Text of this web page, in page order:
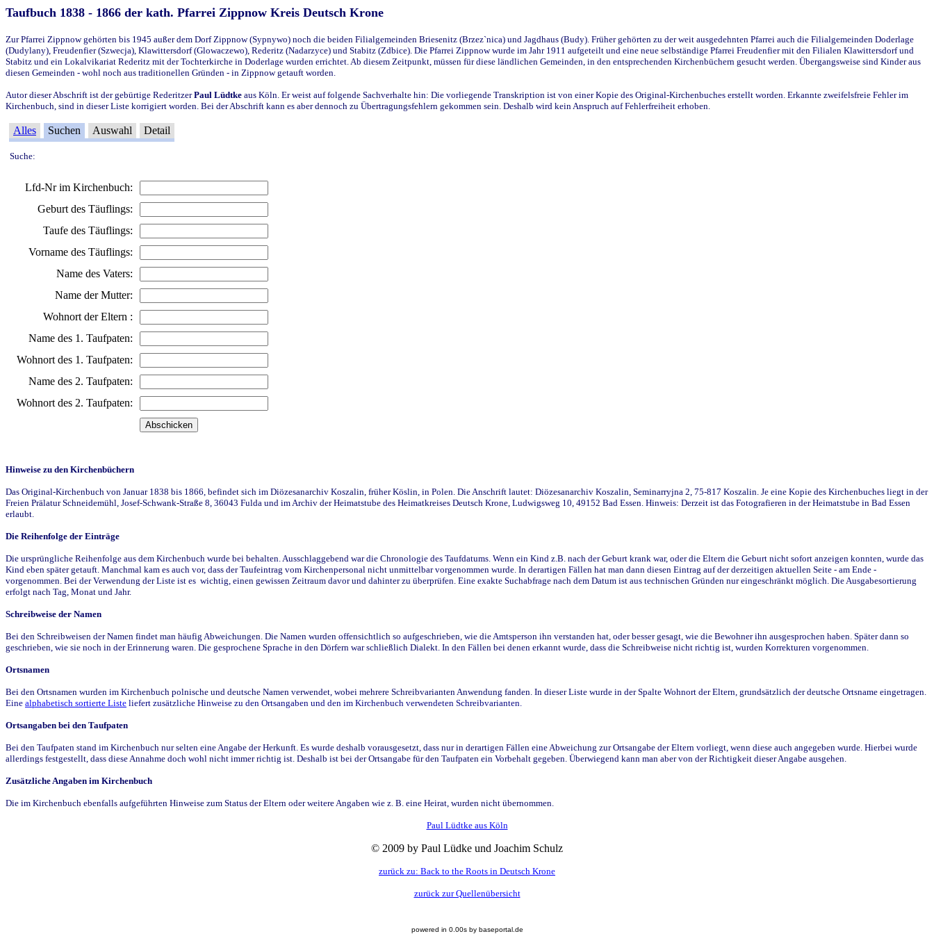
Taufbuch 1838 - 1866 der kath. Pfarrei Zippnow Kreis Deutsch Krone
Zur Pfarrei Zippnow gehörten bis 1945 außer dem Dorf Zippnow (Sypnywo) noch die beiden Filialgemeinden Briesenitz (Brzez`nica) und Jagdhaus (Budy). Früher gehörten zu der weit ausgedehnten Pfarrei auch die Filialgemeinden Doderlage
(Dudylany), Freudenfier (Szwecja), Klawittersdorf (Glowaczewo), Rederitz (Nadarzyce) und Stabitz (Zdbice). Die Pfarrei Zippnow wurde im Jahr 1911 aufgeteilt und eine neue selbständige Pfarrei Freudenfier mit den Filialen Klawittersdorf und
Stabitz und ein Lokalvikariat Rederitz mit der Tochterkirche in Doderlage wurden errichtet. Ab diesem Zeitpunkt, müssen für diese ländlichen Gemeinden, in den entsprechenden Kirchenbüchern gesucht werden. Übergangsweise sind Kinder aus
diesen Gemeinden - wohl noch aus traditionellen Gründen - in Zippnow getauft worden.
Autor dieser Abschrift ist der gebürtige RederitzerPaul Lüdtke aus Köln. Er weist auf folgende Sachverhalte hin: Die vorliegende Transkription ist von einer Kopie des Original-Kirchenbuches erstellt worden. Erkannte zweifelsfreie Fehler im
Kirchenbuch, sind in dieser Liste korrigiert worden. Bei der Abschrift kann es aber dennoch zu Übertragungsfehlern gekommen sein. Deshalb wird kein Anspruch auf Fehlerfreiheit erhoben.
Alles Suchen Auswahl Detail
Suche:
Lfd-Nr im Kirchenbuch:
Geburt des Täuflings:
Taufe des Täuflings:
Vorname des Täuflings:
Name des Vaters:
Name der Mutter:
Wohnort der Eltern :
Name des 1. Taufpaten:
Wohnort des 1. Taufpaten:
Name des 2. Taufpaten:
Wohnort des 2. Taufpaten:
Hinweise zu den Kirchenbüchern
Das Original-Kirchenbuch von Januar 1838 bis 1866, befindet sich im Diözesanarchiv Koszalin, früher Köslin, in Polen. Die Anschrift lautet: Diözesanarchiv Koszalin, Seminarryjna 2, 75-817 Koszalin. Je eine Kopie des Kirchenbuches liegt in der
Freien Prälatur Schneidemühl, Josef-Schwank-Straße 8, 36043 Fulda und im Archiv der Heimatstube des Heimatkreises Deutsch Krone, Ludwigsweg 10, 49152 Bad Essen. Hinweis: Derzeit ist das Fotografieren in der Heimatstube in Bad Essen
erlaubt.
Die Reihenfolge der Einträge
Die ursprüngliche Reihenfolge aus dem Kirchenbuch wurde bei behalten. Ausschlaggebend war die Chronologie des Taufdatums. Wenn ein Kind z.B. nach der Geburt krank war, oder die Eltern die Geburt nicht sofort anzeigen konnten, wurde das
Kind eben später getauft. Manchmal kam es auch vor, dass der Taufeintrag vom Kirchenpersonal nicht unmittelbar vorgenommen wurde. In derartigen Fällen hat man dann diesen Eintrag auf der derzeitigen aktuellen Seite - am Ende -
vorgenommen. Bei der Verwendung der Liste ist es wichtig, einen gewissen Zeitraum davor und dahinter zu überprüfen. Eine exakte Suchabfrage nach dem Datum ist aus technischen Gründen nur eingeschränkt möglich. Die Ausgabesortierung
erfolgt nach Tag, Monat und Jahr.
Schreibweise der Namen
Bei den Schreibweisen der Namen findet man häufig Abweichungen. Die Namen wurden offensichtlich so aufgeschrieben, wie die Amtsperson ihn verstanden hat, oder besser gesagt, wie die Bewohner ihn ausgesprochen haben. Später dann so
geschrieben, wie sie noch in der Erinnerung waren. Die gesprochene Sprache in den Dörfern war schließlich Dialekt. In den Fällen bei denen erkannt wurde, dass die Schreibweise nicht richtig ist, wurden Korrekturen vorgenommen.
Ortsnamen
Bei den Ortsnamen wurden im Kirchenbuch polnische und deutsche Namen verwendet, wobei mehrere Schreibvarianten Anwendung fanden. In dieser Liste wurde in der Spalte Wohnort der Eltern, grundsätzlich der deutsche Ortsname eingetragen.
Eine alphabetisch sortierte Liste liefert zusätzliche Hinweise zu den Ortsangaben und den im Kirchenbuch verwendeten Schreibvarianten.
Ortsangaben bei den Taufpaten
Bei den Taufpaten stand im Kirchenbuch nur selten eine Angabe der Herkunft. Es wurde deshalb vorausgesetzt, dass nur in derartigen Fällen eine Abweichung zur Ortsangabe der Eltern vorliegt, wenn diese auch angegeben wurde. Hierbei wurde
allerdings festgestellt, dass diese Annahme doch wohl nicht immer richtig ist. Deshalb ist bei der Ortsangabe für den Taufpaten ein Vorbehalt gegeben. Überwiegend kann man aber von der Richtigkeit dieser Angabe ausgehen.
Zusätzliche Angaben im Kirchenbuch
Die im Kirchenbuch ebenfalls aufgeführten Hinweise zum Status der Eltern oder weitere Angaben wie z. B. eine Heirat, wurden nicht übernommen.
Paul Lüdtke aus Köln
© 2009 by Paul Lüdke und Joachim Schulz
zurück zu: Back to the Roots in Deutsch Krone
zurück zur Quellenübersicht
powered in 0.00s by baseportal.de